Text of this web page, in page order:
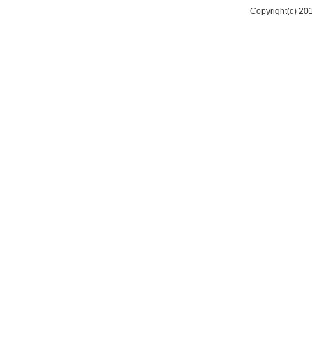
Copyright(c)